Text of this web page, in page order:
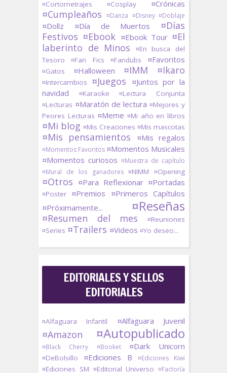
¤Cortometrajes ¤Cosplay ¤Crónicas
¤Cumpleaños ¤Danza ¤Disney ¤Doblaje
¤Dollz ¤Día de Muertos
¤Días
Festivos ¤Ebook ¤Ebook Tour ¤El
laberinto de Minos
¤En busca del
Tesoro
¤Fan Fics ¤Fandubs ¤Favoritos
¤Gatos ¤Halloween ¤IMM ¤Ikaro
¤Intercambios ¤Juegos
¤Juntos por la
navidad
¤Karaoke
¤Lectura Conjunta
¤Lecturas ¤Maratón de lectura ¤Mejores y
Peores Lecturas ¤Meme ¤Mi año en libros
¤Mi blog ¤Mis Creaciones ¤Mis mascotas
¤Mis pensamientos ¤Mis regalos
¤Momentos Favoritos ¤Momentos Musicales
¤Momentos curiosos ¤Muestra de capítulo
¤Mural de los ganadores ¤NIMM ¤Opening
¤Otros ¤Para Reflexionar ¤Portadas
¤Poster ¤Premios
¤Primeros Capítulos
¤Próximamente...
¤Reseñas
¤Resumen del mes
¤Reuniones
¤Series ¤Trailers ¤Videos ¤Yo deseo...
EDITORIALES Y SELLOS
EDITORIALES
¤Alfaguara Infantil ¤Alfaguara Juvenil
¤Amazon ¤Autopublicado
¤Black Cherry ¤Booket ¤Dark Unicorn
¤DeBolsillo ¤Ediciones B ¤Ediciones Kiwi
¤Ediciones SM ¤Editorial Universo ¤Factoría